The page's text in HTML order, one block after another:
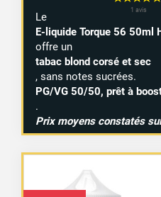
Le
E-liquide Torque 56 50ml
offre un
tabac blond corsé et sec
, sans notes sucrées.
PG/VG 50/50, prêt à
.
Prix moyens constatés